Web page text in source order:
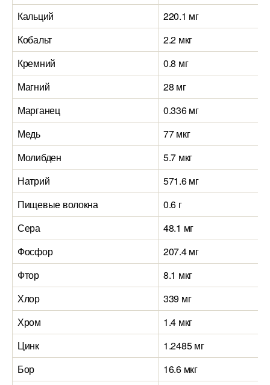
Кальций
220.1 мг
Кобальт
2.2 мкг
Кремний
0.8 мг
Магний
28 мг
Марганец
0.336 мг
Медь
77 мкг
Молибден
5.7 мкг
Натрий
571.6 мг
Пищевые волокна
0.6 г
Сера
48.1 мг
Фосфор
207.4 мг
Фтор
8.1 мкг
Хлор
339 мг
Хром
1.4 мкг
Цинк
1.2485 мг
Бор
16.6 мкг